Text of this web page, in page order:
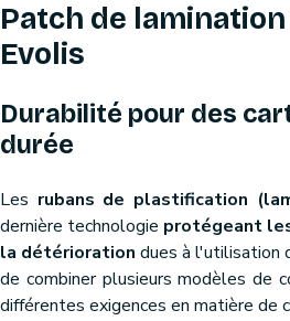
Patch de
Evolis
Durabilité pour des
durée
Les rubans de plastification
dernière technologie protégeant
la détérioration dues à l'utilisation
de combiner plusieurs modèles de
différentes exigences en matière de